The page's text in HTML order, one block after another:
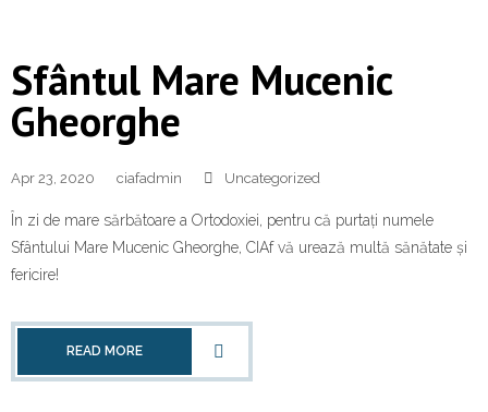
Sfântul Mare Mucenic
Gheorghe
Apr 23, 2020 ciafadmin Uncategorized
În zi de mare sărbătoare a Ortodoxiei, pentru că purtați numele
Sfântului Mare Mucenic Gheorghe, CIAf vă urează multă sănătate și
fericire!
READ MORE